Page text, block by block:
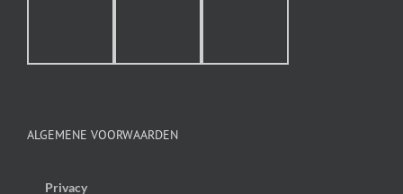
ALGEMENE VOORWAARDEN
Privacy